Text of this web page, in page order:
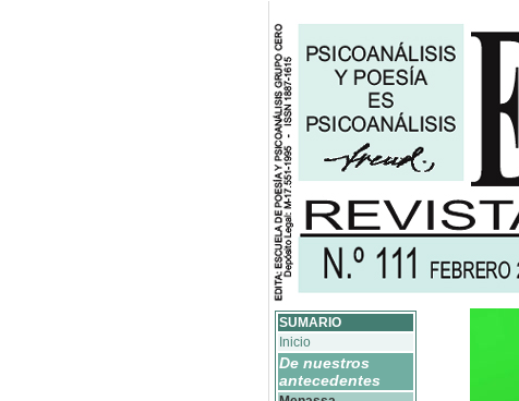
SUMARIO
Inicio
De nuestros
antecedentes